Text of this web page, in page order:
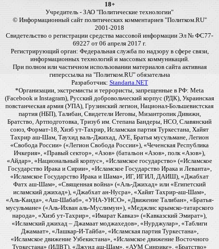
18+
Учредитель - ЗАО "Политические технологии"
© Информационный сайт политических комментариев "Политком.RU"
2001-2018
Свидетельство о регистрации средства массовой информации Эл № ФС77-
69227 от 06 апреля 2017 г.
Регистрирующий орган: Федеральная служба по надзору в сфере связи,
информационных технологий и массовых коммуникаций.
При полном или частичном использовании материалов сайта активная
гиперссылка на "Политком.RU" обязательна
Разработчик: Standarta.NET
*Организации, экстремисты и террористы, запрещенные в РФ: Meta
(Facebook и Instagram), Русский добровольческий корпус (РДК), Украинская
повстанческая армия (УПА), Грузинский легион, Национал-Большевистская
партия (НБП), Талибан, Свидетели Иеговы, Мизантропик Дивижн,
Братство, Артподготовка, Тризуб им. Степана Бандеры, НСО, Славянский
союз, Формат-18, Хизб ут-Тахрир, Исламская партия Туркестана, Хайят
Тахрир аш-Шам, Таухид валь-Джихад, АУЕ, Братья мусульмане, Легион
«Свобода России» («Легион Свобода России»), «Чеченская Республика
Ичкерия», «Правый сектор», «Азов» (батальон «Азов», полк «Азов»),
«Айдар», «Национальный корпус», «Исламское государство» («Исламское
Государство Ирака и Сирии», «Исламское Государство Ирака и Леванта»,
«Исламское Государство Ирака и Шама», ИГ, ИГИЛ, ДАИШ), «Джабхат
Фатх аш-Шам», «Священная война» («Аль-Джихад» или «Египетский
исламский джихад»), «Джабхат ан-Нусра», «Хайят Тахрир-аш-Шам»,
«Аль-Каида», «Аш-Шабаб», «УНА-УНСО», «Движение Талибан», «Братья-
мусульмане» («Аль-Ихван аль-Муслимун»), «Меджлис крымско-татарского
народа», «Хизб ут-Тахрир», «Имарат Кавказ» («Кавказский Эмират»),
«Исламский джихад – Джамаат моджахедов», «Нурджулар», «Таблиги
Джамаат», «Лашкар-И-Тайба», «Исламская партия Туркестана»,
«Исламское движение Узбекистана», «Исламское движение Восточного
Туркестана» (ИДВТ), «Джунд аш-Шам», «АУМ Синрике», «Братство»